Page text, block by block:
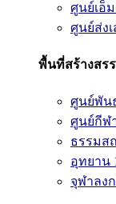
ศูนย์เอ็
ศูนย์ส่ง
พื้นที่สร้างสร
ศูนย์พัน
ศูนย์กีฬ
ธรรมส
อุทยาน
จุฬาลง